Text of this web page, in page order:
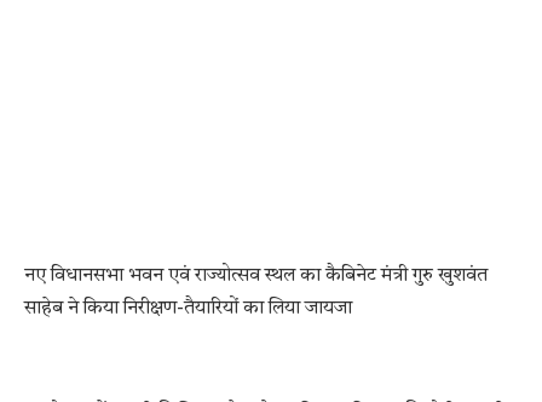
नए विधानसभा भवन एवं राज्योत्सव स्थल का कैबिनेट मंत्री गुरु खुशवंत
साहेब ने किया निरीक्षण-तैयारियों का लिया जायजा